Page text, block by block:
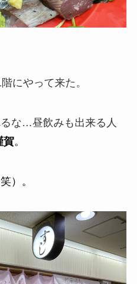
にやって来た。
な…昼飲みも出来る人
賀。
）。